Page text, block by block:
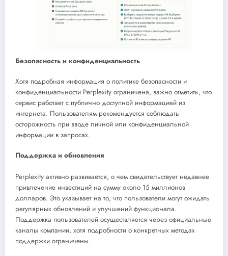
Безопасность и конфиденциальность
Хотя подробная информация о политике безопасности и
конфиденциальности Perplexity ограничена, важно отметить, что
сервис работает с публично доступной информацией из
интернета. Пользователям рекомендуется соблюдать
осторожность при вводе личной или конфиденциальной
информации в запросах.
Поддержка и обновления
Perplexity активно развивается, о чем свидетельствует недавнее
привлечение инвестиций на сумму около 15 миллионов
долларов. Это указывает на то, что пользователи могут ожидать
регулярных обновлений и улучшений функционала.
Поддержка пользователей осуществляется через официальные
каналы компании, хотя подробности о конкретных методах
поддержки ограничены.